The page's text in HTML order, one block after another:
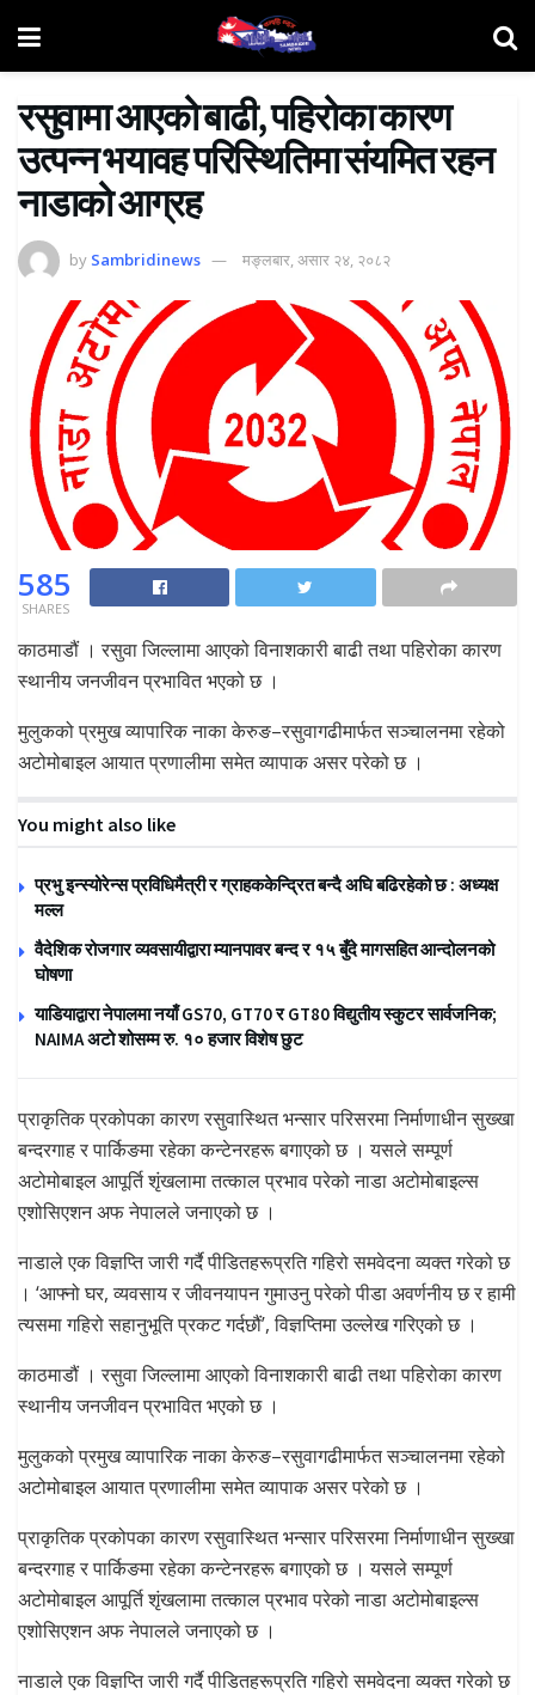
रसुवामा आएको बाढी, पहिरोका कारण
उत्पन्न भयावह परिस्थितिमा संयमित रहन
नाडाको आग्रह
by Sambridinews मङ्लबार, असार २४, २०८२
585
SHARES
काठमाडौं । रसुवा जिल्लामा आएको विनाशकारी बाढी तथा पहिरोका कारण
स्थानीय जनजीवन प्रभावित भएको छ ।
मुलुकको प्रमुख व्यापारिक नाका केरुङ–रसुवागढीमार्फत सञ्चालनमा रहेको
अटोमोबाइल आयात प्रणालीमा समेत व्यापाक असर परेको छ ।
You might also like
प्रभु इन्स्योरेन्स प्रविधिमैत्री र ग्राहककेन्द्रित बन्दै अघि बढिरहेको छ : अध्यक्ष
मल्ल
वैदेशिक रोजगार व्यवसायीद्वारा म्यानपावर बन्द र १५ बुँदे मागसहित आन्दोलनको
घोषणा
याडियाद्वारा नेपालमा नयाँ GS70, GT70 र GT80 विद्युतीय स्कुटर सार्वजनिक;
NAIMA अटो शोसम्म रु. १० हजार विशेष छुट
प्राकृतिक प्रकोपका कारण रसुवास्थित भन्सार परिसरमा निर्माणाधीन सुख्खा
बन्दरगाह र पार्किङमा रहेका कन्टेनरहरू बगाएको छ । यसले सम्पूर्ण
अटोमोबाइल आपूर्ति शृंखलामा तत्काल प्रभाव परेको नाडा अटोमोबाइल्स
एशोसिएशन अफ नेपालले जनाएको छ ।
नाडाले एक विज्ञप्ति जारी गर्दै पीडितहरूप्रति गहिरो समवेदना व्यक्त गरेको छ
। ‘आफ्नो घर, व्यवसाय र जीवनयापन गुमाउनु परेको पीडा अवर्णनीय छ र हामी
त्यसमा गहिरो सहानुभूति प्रकट गर्दछौं’, विज्ञप्तिमा उल्लेख गरिएको छ ।
काठमाडौं । रसुवा जिल्लामा आएको विनाशकारी बाढी तथा पहिरोका कारण
स्थानीय जनजीवन प्रभावित भएको छ ।
मुलुकको प्रमुख व्यापारिक नाका केरुङ–रसुवागढीमार्फत सञ्चालनमा रहेको
अटोमोबाइल आयात प्रणालीमा समेत व्यापाक असर परेको छ ।
प्राकृतिक प्रकोपका कारण रसुवास्थित भन्सार परिसरमा निर्माणाधीन सुख्खा
बन्दरगाह र पार्किङमा रहेका कन्टेनरहरू बगाएको छ । यसले सम्पूर्ण
अटोमोबाइल आपूर्ति शृंखलामा तत्काल प्रभाव परेको नाडा अटोमोबाइल्स
एशोसिएशन अफ नेपालले जनाएको छ ।
नाडाले एक विज्ञप्ति जारी गर्दै पीडितहरूप्रति गहिरो समवेदना व्यक्त गरेको छ